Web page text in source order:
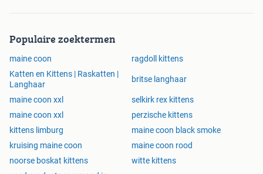
Populaire zoektermen
maine coon
ragdoll kittens
Katten en Kittens | Raskatten |
Langhaar
britse langhaar
maine coon xxl
selkirk rex kittens
maine coon xxl
perzische kittens
kittens limburg
maine coon black smoke
kruising maine coon
maine coon rood
noorse boskat kittens
witte kittens